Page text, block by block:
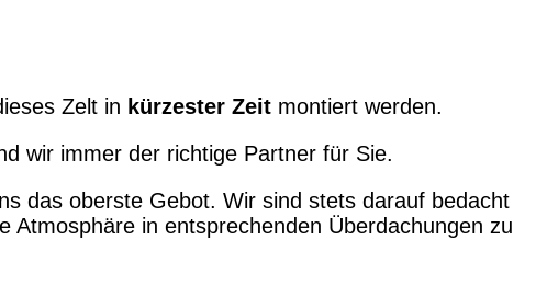
Zelt in kürzester Zeit montiert werden.
wir immer der richtige Partner für Sie.
das oberste Gebot. Wir sind stets darauf bedacht
Atmosphäre in entsprechenden Überdachungen zu